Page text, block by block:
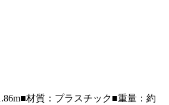
材質：プラスチック■重量：約